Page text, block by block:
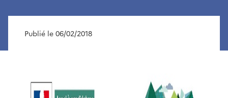
Publié le 06/02/2018